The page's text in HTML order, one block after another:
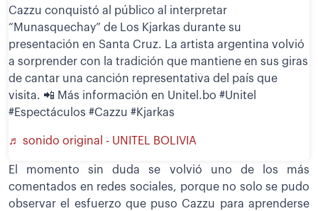
Cazzu conquistó al público al interpretar
“Munasquechay” de Los Kjarkas durante su
presentación en Santa Cruz. La artista argentina volvió
a sorprender con la tradición que mantiene en sus giras
de cantar una canción representativa del país que
visita. 📲 Más información en Unitel.bo #Unitel
#Espectáculos #Cazzu #Kjarkas
♬ sonido original - UNITEL BOLIVIA
El momento sin duda se volvió uno de los más
comentados en redes sociales, porque no solo se pudo
observar el esfuerzo que puso Cazzu para aprenderse